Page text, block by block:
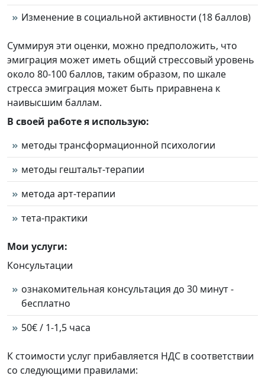
Изменение в социальной активности (18 баллов)
Суммируя эти оценки, можно предположить, что
эмиграция может иметь общий стрессовый уровень
около 80-100 баллов, таким образом, по шкале
стресса эмиграция может быть приравнена к
наивысшим баллам.
В своей работе я использую:
методы трансформационной психологии
методы гештальт-терапии
метода арт-терапии
тета-практики
Мои услуги:
Консультации
ознакомительная консультация до 30 минут -
бесплатно
50€ / 1-1,5 часа
К стоимости услуг прибавляется НДС в соответствии
со следующими правилами: